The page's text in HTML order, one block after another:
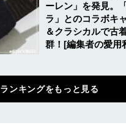
ーレン」を発見。
ラ」とのコラボキ
＆クラシカルで古
群！[編集者の愛用
ランキングをもっと見る